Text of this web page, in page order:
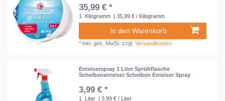
35,99 € *
1 Kilogramm | 35,99 € / Kilogramm
In den Warenkorb
*inkl. ges. MwSt. zzgl.Versandkosten
Enteiserspray 1 Liter Sprühflasche
Scheibenenteiser Scheiben Enteiser Spray
3,99 € *
1 Liter | 3,99 € / Liter